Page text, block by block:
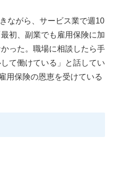
ながら、サービス業で週10
初、副業でも雇用保険に加
った。職場に相談したら手
て働けている」と話してい
用保険の恩恵を受けている